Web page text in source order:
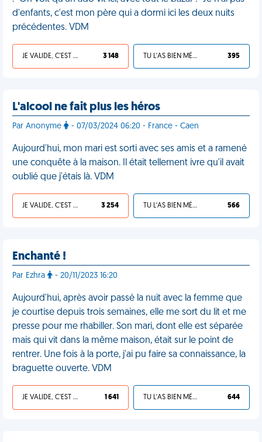
d'enfants, c'est mon père qui a dormi ici les deux nuits
précédentes. VDM
JE VALIDE, C'EST UNE VDM 3 148 TU L'AS BIEN MÉRITÉ 395
L'alcool ne fait plus les héros
Par Anonyme - 07/03/2024 06:20 - France - Caen
Aujourd'hui, mon mari est sorti avec ses amis et a ramené
une conquête à la maison. Il était tellement ivre qu'il avait
oublié que j'étais là. VDM
JE VALIDE, C'EST UNE VDM 3 254 TU L'AS BIEN MÉRITÉ 566
Enchanté !
Par Ezhra - 20/11/2023 16:20
Aujourd'hui, après avoir passé la nuit avec la femme que
je courtise depuis trois semaines, elle me sort du lit et me
presse pour me rhabiller. Son mari, dont elle est séparée
mais qui vit dans la même maison, était sur le point de
rentrer. Une fois à la porte, j'ai pu faire sa connaissance, la
braguette ouverte. VDM
JE VALIDE, C'EST UNE VDM 1 641 TU L'AS BIEN MÉRITÉ 644